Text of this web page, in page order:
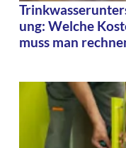
ung: Welche
muss man